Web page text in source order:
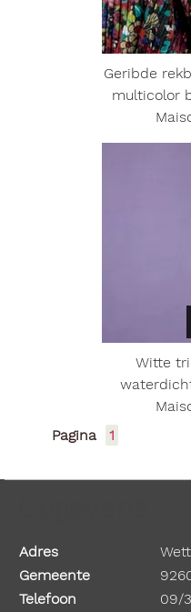
Geribde
multicolor
Witte
Pagina
1
Adres
Gemeente
Telefoon
09/